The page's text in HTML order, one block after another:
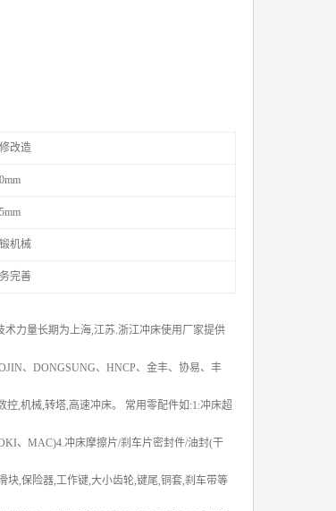
改造
机械
完善
力量长期为上海,江苏.浙江冲床使用厂家提供
、DONGSUNG、HNCP、金丰、协易、丰
,机械,转塔,高速冲床。 常用零配件如:1:冲床超
、MAC)4.冲床摩擦片/刹车片密封件/油封(干
块,保险器,工作键,大小齿轮,键尾,铜套,刹车带等